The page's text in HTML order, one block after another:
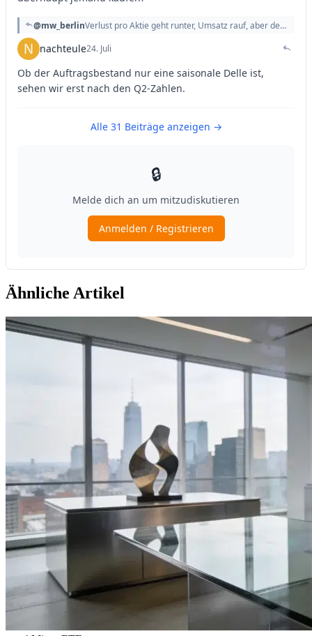
Ähnliche Artikel